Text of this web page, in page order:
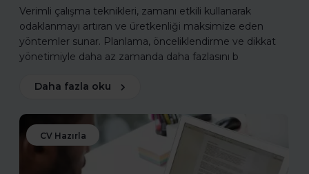
Verimli çalışma teknikleri, zamanı etkili kullanarak
odaklanmayı artıran ve üretkenliği maksimize eden
yöntemler sunar. Planlama, önceliklendirme ve dikkat
yönetimiyle daha az zamanda daha fazlasını b
Daha fazla oku
CV Hazırla